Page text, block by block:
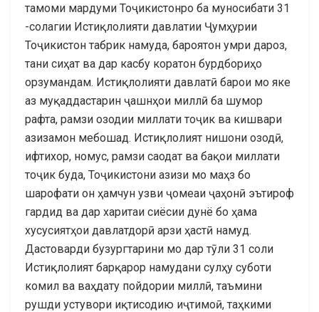
тамоми мардуми Тоҷикистонро ба муносибати 31
-солагии Истиқлолияти давлатии Ҷумҳурии
Тоҷикистон табрик намуда, бароятон умри дароз,
тани сиҳат ва дар касбу коратон бурдбориҳо
орзумандам. Истиқлолияти давлатӣ барои мо яке
аз муқаддастарин ҷашнҳои миллӣ ба шумор
рафта, рамзи озодии миллати тоҷик ва кишвари
азизамон мебошад. Истиқлолият нишони озодӣ,
ифтихор, номус, рамзи саодат ва бақои миллати
тоҷик буда, Тоҷикистони азизи мо маҳз бо
шарофати он ҳамчун узви ҷомеаи ҷаҳонӣ эътироф
гардид ва дар харитаи сиёсии дунё бо ҳама
хусусиятҳои давлатдорӣ арзи ҳастӣ намуд.
Дастоварди бузургтарини мо дар тӯли 31 соли
Истиқлолият барқарор намудани сулҳу суботи
комил ва ваҳдату пойдории миллӣ, таъмини
рушди устувори иқтисодию иҷтимоӣ, таҳкими